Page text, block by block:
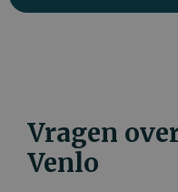
Vragen
Venlo